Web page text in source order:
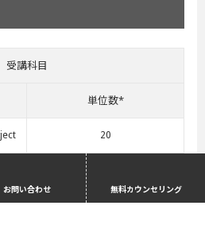
受講科目
単位数*
20
to
20
お問い合わせ 無料カウンセリング